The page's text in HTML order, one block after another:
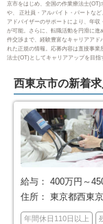
品川区 94
大田区 229
渋谷区 85
杉並区 190
北区 114
板橋区 160
足立区 240
京市をはじめ、全国の作業療法士(OT)
や、 正社員・アルバイト・パートな
アドバイザーのサポートにより、年
が可能。さらに、転職活動を円滑に
件交渉まで、経験豊富なキャリアアド
れた正規の情報。応募内容は直接事
法士(OT)としてキャリアアップを目指
西東京市の新着求
給与： 400万円～
住所： 東京都西東
年間休日110日以上